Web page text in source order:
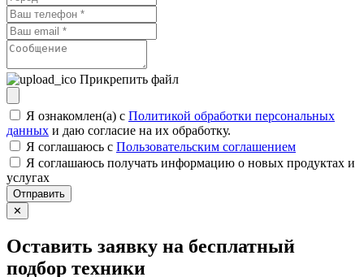
Прикрепить файл
Я ознакомлен(а) с Политикой обработки персональных
данных и даю согласие на их обработку.
Я соглашаюсь c Пользовательским соглашением
Я соглашаюсь получать информацию о новых продуктах и
услугах
Отправить
✕
Оставить заявку на бесплатный
подбор техники